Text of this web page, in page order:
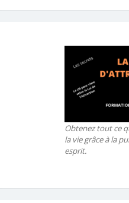
Obtenez tout ce
la vie grâce à la
esprit.